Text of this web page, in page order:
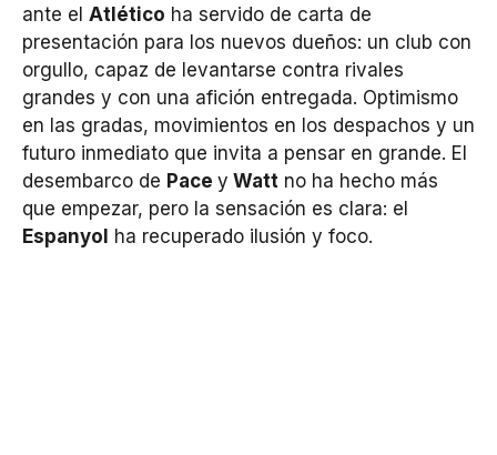
ante el Atlético ha servido de carta de
presentación para los nuevos dueños: un club con
orgullo, capaz de levantarse contra rivales
grandes y con una afición entregada. Optimismo
en las gradas, movimientos en los despachos y un
futuro inmediato que invita a pensar en grande. El
desembarco de Pace y Watt no ha hecho más
que empezar, pero la sensación es clara: el
Espanyol ha recuperado ilusión y foco.